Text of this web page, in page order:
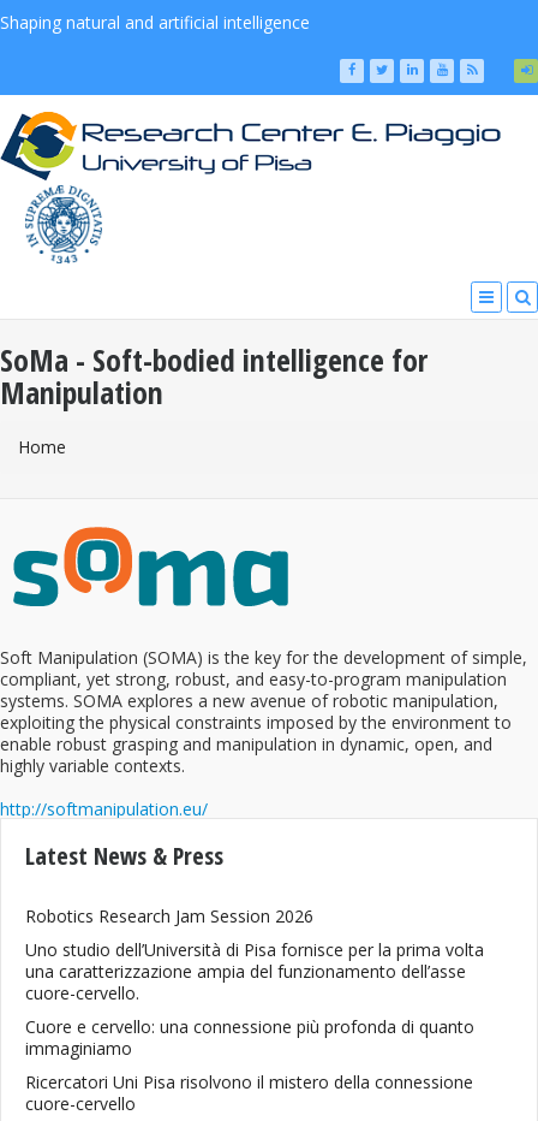
Shaping natural and artificial intelligence
SoMa - Soft-bodied intelligence for
Manipulation
You Are Here
Home
Soft Manipulation (SOMA) is the key for the development of simple,
compliant, yet strong, robust, and easy-to-program manipulation
systems. SOMA explores a new avenue of robotic manipulation,
exploiting the physical constraints imposed by the environment to
enable robust grasping and manipulation in dynamic, open, and
highly variable contexts.
http://softmanipulation.eu/
Latest News & Press
Robotics Research Jam Session 2026
Uno studio dell’Università di Pisa fornisce per la prima volta
una caratterizzazione ampia del funzionamento dell’asse
cuore-cervello.
Cuore e cervello: una connessione più profonda di quanto
immaginiamo
Ricercatori Uni Pisa risolvono il mistero della connessione
cuore-cervello